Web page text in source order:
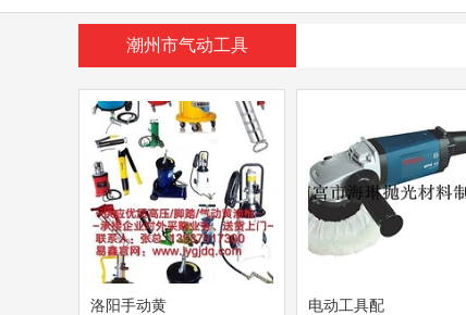
潮州市气动工具
洛阳手动黄 电动工具配